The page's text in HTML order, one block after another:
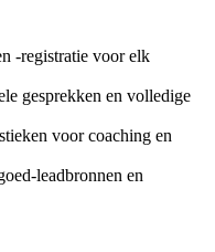
-registratie voor elk
gesprekken en volledige
voor coaching en
leadbronnen en